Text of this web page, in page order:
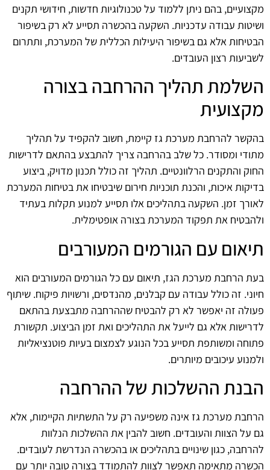
מקצועיים, בהם ניתן ללמוד על טכנולוגיות חדשות, חידושי תקנים
ושיטות עבודה עדכניות. השקעה בהכשרה תסייע לא רק בשיפור
הבטיחות אלא גם בשיפור היעילות הכללית של המערכת, ותתרום
לשביעות רצון העובדים.
השלמת תהליך ההרחבה בצורה
מקצועית
בהקשר להרחבת מערכת גז קיימת, חשוב להקפיד על תהליך
מתודי ומסודר. כל שלב בהרחבה צריך להתבצע בהתאם לדרישות
החוק והתקנים הרלוונטיים. תהליך זה כולל תכנון מדויק, ביצוע
בדיקות איכות, והכנת תוכניות חירום שיבטיחו את בטיחות המערכת
לאורך זמן. השקעה בתהליכים אלו תסייע למנוע תקלות בעתיד
ולהבטיח את תפקוד המערכת בצורה אופטימלית.
תיאום עם הגורמים המעורבים
בעת הרחבת מערכת הגז, תיאום עם כל הגורמים המעורבים הוא
חיוני. זה כולל עבודה עם קבלנים, מהנדסים, ורשויות פיקוח. שיתוף
פעולה זה יאפשר לא רק להבטיח שההרחבה מתבצעת בהתאם
לדרישות אלא גם לייעל את התהליכים ואת זמן הביצוע. תקשורת
פתוחה ומשותפת תסייע בכל הנוגע לצמצום בעיות פוטנציאליות
ולמנוע עיכובים מיותרים.
הבנת ההשלכות של ההרחבה
הרחבת מערכת גז אינה משפיעה רק על התשתיות הקיימות, אלא
גם על הצוות והעובדים. חשוב להבין את ההשלכות הנלוות
להרחבה, כגון שינויים בתהליכים או בהכשרה הנדרשת לעובדים.
הכשרה מתאימה תאפשר לצוות להתמודד בצורה טובה יותר עם